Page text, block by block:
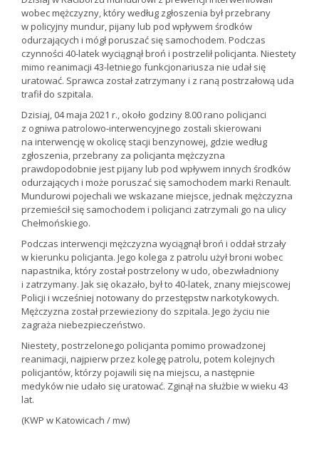
wobec mężczyzny, który według zgłoszenia był przebrany
w policyjny mundur, pijany lub pod wpływem środków
odurzających i mógł poruszać się samochodem. Podczas
czynności 40-latek wyciągnął broń i postrzelił policjanta. Niestety
mimo reanimacji 43-letniego funkcjonariusza nie udał się
uratować. Sprawca został zatrzymany i z raną postrzałową uda
trafił do szpitala.
Dzisiaj, 04 maja 2021 r., około godziny 8.00 rano policjanci
z ogniwa patrolowo-interwencyjnego zostali skierowani
na interwencję w okolicę stacji benzynowej, gdzie według
zgłoszenia, przebrany za policjanta mężczyzna
prawdopodobnie jest pijany lub pod wpływem innych środków
odurzających i może poruszać się samochodem marki Renault.
Mundurowi pojechali we wskazane miejsce, jednak mężczyzna
przemieścił się samochodem i policjanci zatrzymali go na ulicy
Chełmońskiego.
Podczas interwencji mężczyzna wyciągnął broń i oddał strzały
w kierunku policjanta. Jego kolega z patrolu użył broni wobec
napastnika, który został postrzelony w udo, obezwładniony
i zatrzymany. Jak się okazało, był to 40-latek, znany miejscowej
Policji i wcześniej notowany do przestępstw narkotykowych.
Mężczyzna został przewieziony do szpitala. Jego życiu nie
zagraża niebezpieczeństwo.
Niestety, postrzelonego policjanta pomimo prowadzonej
reanimacji, najpierw przez kolegę patrolu, potem kolejnych
policjantów, którzy pojawili się na miejscu, a następnie
medyków nie udało się uratować. Zginął na służbie w wieku 43
lat.
(KWP w Katowicach / mw)